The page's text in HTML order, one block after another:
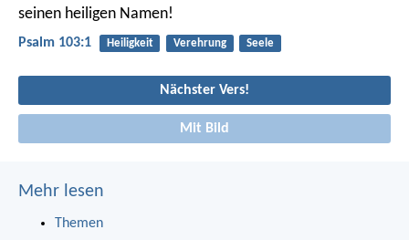
seinen heiligen Namen!
Psalm 103:1 Heiligkeit Verehrung Seele
Nächster Vers!
Mit Bild
Mehr lesen
Themen